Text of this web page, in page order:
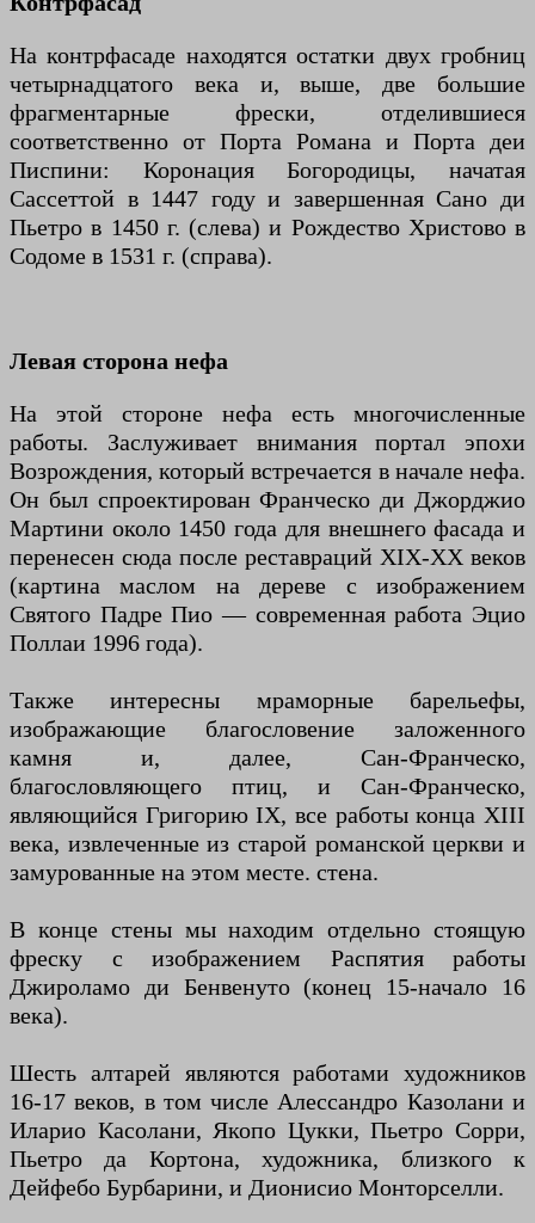
На контрфасаде находятся остатки двух гробниц
четырнадцатого века и, выше, две большие
фрагментарные фрески, отделившиеся
соответственно от Порта Романа и Порта деи
Писпини: Коронация Богородицы, начатая
Сассеттой в 1447 году и завершенная Сано ди
Пьетро в 1450 г. (слева) и Рождество Христово в
Содоме в 1531 г. (справа).
Левая сторона нефа
На этой стороне нефа есть многочисленные
работы. Заслуживает внимания портал эпохи
Возрождения, который встречается в начале нефа.
Он был спроектирован Франческо ди Джорджио
Мартини около 1450 года для внешнего фасада и
перенесен сюда после реставраций XIX-XX веков
(картина маслом на дереве с изображением
Святого Падре Пио — современная работа Эцио
Поллаи 1996 года).
Также интересны мраморные барельефы,
изображающие благословение заложенного
камня и, далее, Сан-Франческо,
благословляющего птиц, и Сан-Франческо,
являющийся Григорию IX, все работы конца XIII
века, извлеченные из старой романской церкви и
замурованные на этом месте. стена.
В конце стены мы находим отдельно стоящую
фреску с изображением Распятия работы
Джироламо ди Бенвенуто (конец 15-начало 16
века).
Шесть алтарей являются работами художников
16-17 веков, в том числе Алессандро Казолани и
Иларио Касолани, Якопо Цукки, Пьетро Сорри,
Пьетро да Кортона, художника, близкого к
Дейфебо Бурбарини, и Дионисио Монторселли.